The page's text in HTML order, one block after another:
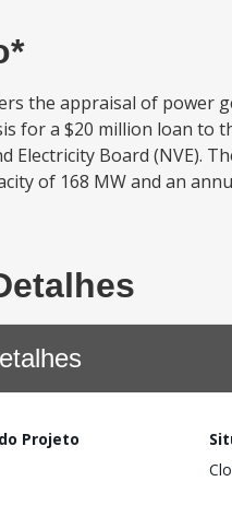
the appraisal of power
for a $20 million loan to
Electricity Board (NVE).
of 168 MW and an
Projeto